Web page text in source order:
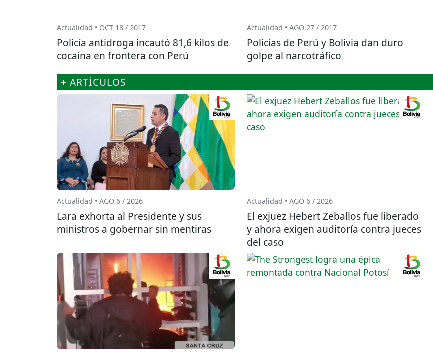
Actualidad • OCT 18 / 2017
Policía antidroga incautó 81,6 kilos de
cocaína en frontera con Perú
Actualidad • AGO 27 / 2017
Policías de Perú y Bolivia dan duro
golpe al narcotráfico
+ ARTÍCULOS
Actualidad • AGO 6 / 2026
Lara exhorta al Presidente y sus
ministros a gobernar sin mentiras
Actualidad • AGO 6 / 2026
El exjuez Hebert Zeballos fue liberado
y ahora exigen auditoría contra jueces
del caso